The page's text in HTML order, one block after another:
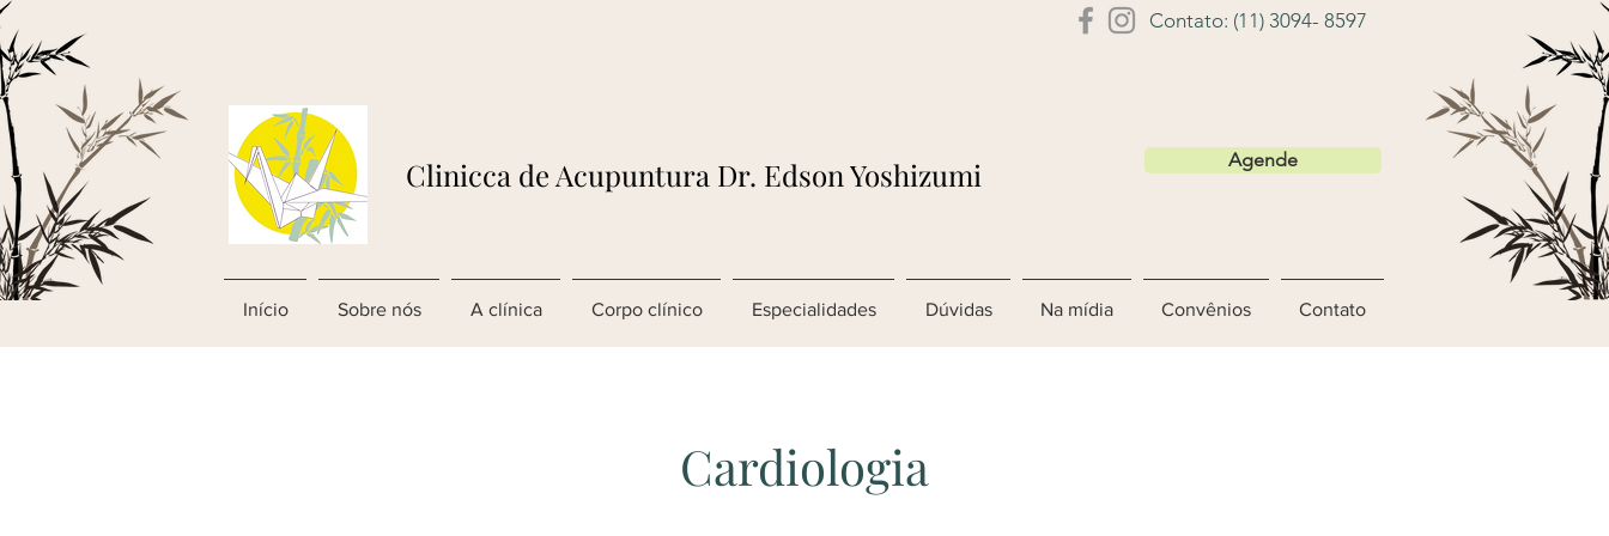
Contato: (11) 3094- 8597
Clinicca de Acupuntura Dr. Edson Yoshizumi Agende
Início Sobre nós A clínica Corpo clínico Especialidades Dúvidas Na mídia Convênios Contato
Cardiologia